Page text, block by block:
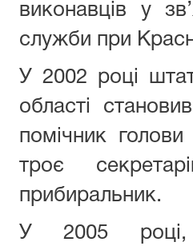
виконавців у
служби при
У 2002 році
області
помічник
троє
прибиральник.
У 2005 році,